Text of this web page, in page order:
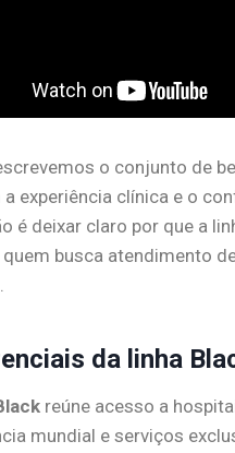
o conjunto de
a experiência clínica e o
é deixar claro por que a
quem busca atendimento
da linha
reúne acesso a
mundial e serviços